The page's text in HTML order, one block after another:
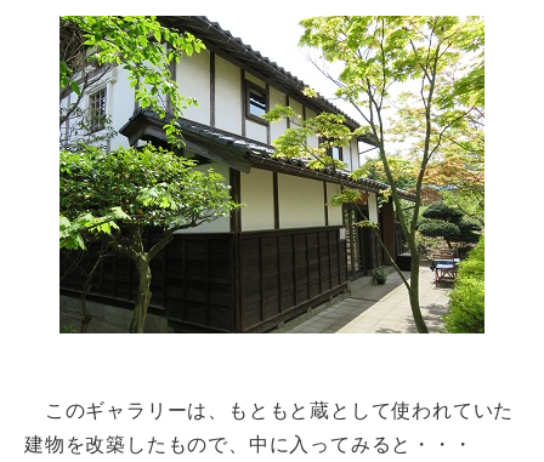
このギャラリーは、もともと蔵として使われていた
建物を改築したもので、中に入ってみると・・・